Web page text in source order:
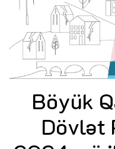
Böyük
Dövlət